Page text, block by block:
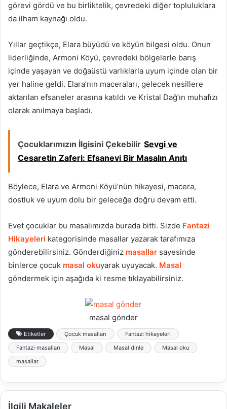
görevi gördü ve bu birliktelik, çevredeki diğer topluluklara
da ilham kaynağı oldu.
Yıllar geçtikçe, Elara büyüdü ve köyün bilgesi oldu. Onun
liderliğinde, Armoni Köyü, çevredeki bölgelerle barış
içinde yaşayan ve doğaüstü varlıklarla uyum içinde olan bir
yer haline geldi. Elara’nın maceraları, gelecek nesillere
aktarılan efsaneler arasına katıldı ve Kristal Dağ’ın muhafızı
olarak anılmaya başladı.
Çocuklarımızın İlgisini Çekebilir Sevgi ve
Cesaretin Zaferi: Efsanevi Bir Masalın Anıtı
Böylece, Elara ve Armoni Köyü’nün hikayesi, macera,
dostluk ve uyum dolu bir geleceğe doğru devam etti.
Evet çocuklar bu masalımızda burada bitti. Sizde Fantazi
Hikayeleri kategorisinde masallar yazarak tarafımıza
gönderebilirsiniz. Gönderdiğiniz masallar sayesinde
binlerce çocuk masal okuyarak uyuyacak. Masal
göndermek için aşağıda ki resme tıklayabilirsiniz.
masal gönder
Etiketler Çocuk masalları
Fantazi hikayeleri
Fantazi masalları
Masal Masal dinle
Masal oku
masallar
İlgili Makaleler